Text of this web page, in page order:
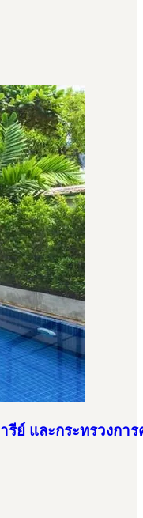
รีย์ และกระทรวงการ